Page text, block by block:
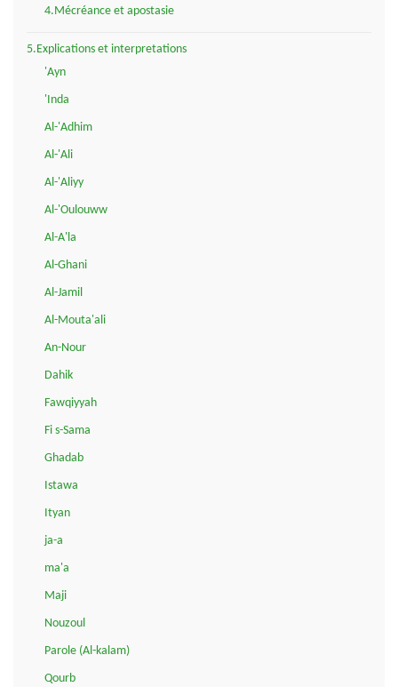
4.Mécréance et apostasie
5.Explications et interpretations
'Ayn
'Inda
Al-'Adhim
Al-'Ali
Al-'Aliyy
Al-'Oulouww
Al-A'la
Al-Ghani
Al-Jamil
Al-Mouta'ali
An-Nour
Dahik
Fawqiyyah
Fi s-Sama
Ghadab
Istawa
Ityan
ja-a
ma'a
Maji
Nouzoul
Parole (Al-kalam)
Qourb